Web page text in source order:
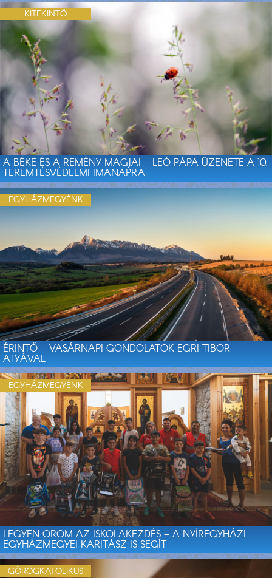
A BÉKE ÉS A REMÉNY MAGJAI – LEÓ PÁPA ÜZENETE A 10.
TEREMTÉSVÉDELMI IMANAPRA
KITEKINTŐ
ÉRINTŐ – VASÁRNAPI GONDOLATOK EGRI TIBOR
ATYÁVAL
EGYHÁZMEGYÉNK
LEGYEN ÖRÖM AZ ISKOLAKEZDÉS – A NYÍREGYHÁZI
EGYHÁZMEGYEI KARITÁSZ IS SEGÍT
EGYHÁZMEGYÉNK
GÖRÖGKATOLIKUS